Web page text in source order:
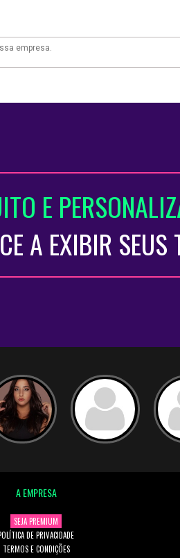
E
A EXIBIR
A EMPRESA
SEJA PREMIUM
DE PRIVACIDADE
TERMOS E CONDIÇÕES